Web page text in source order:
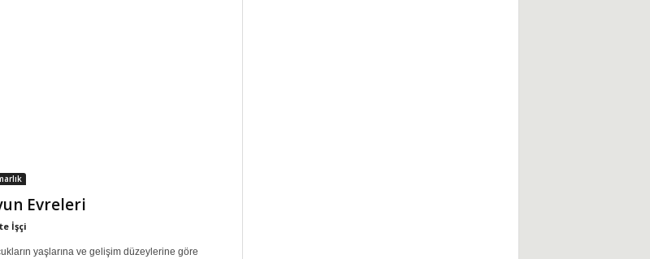
Evreleri
İşçi
yaşlarına ve gelişim düzeylerine göre